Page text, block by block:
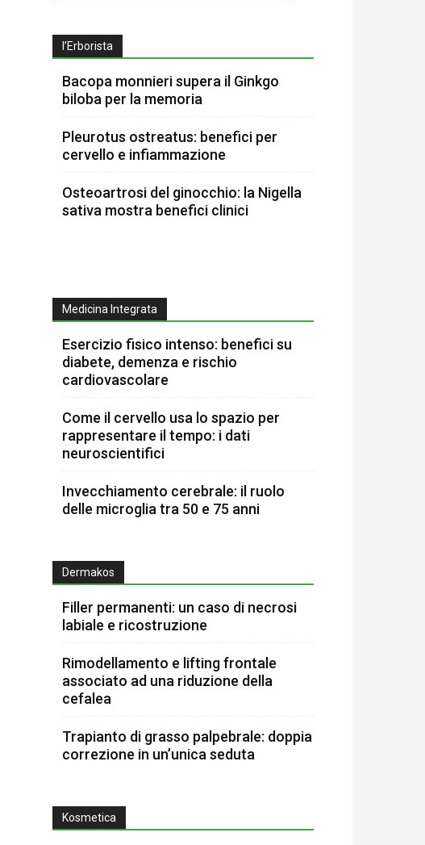
l’Erborista
Bacopa monnieri supera il Ginkgo
biloba per la memoria
Pleurotus ostreatus: benefici per
cervello e infiammazione
Osteoartrosi del ginocchio: la Nigella
sativa mostra benefici clinici
Medicina Integrata
Esercizio fisico intenso: benefici su
diabete, demenza e rischio
cardiovascolare
Come il cervello usa lo spazio per
rappresentare il tempo: i dati
neuroscientifici
Invecchiamento cerebrale: il ruolo
delle microglia tra 50 e 75 anni
Dermakos
Filler permanenti: un caso di necrosi
labiale e ricostruzione
Rimodellamento e lifting frontale
associato ad una riduzione della
cefalea
Trapianto di grasso palpebrale: doppia
correzione in un’unica seduta
Kosmetica